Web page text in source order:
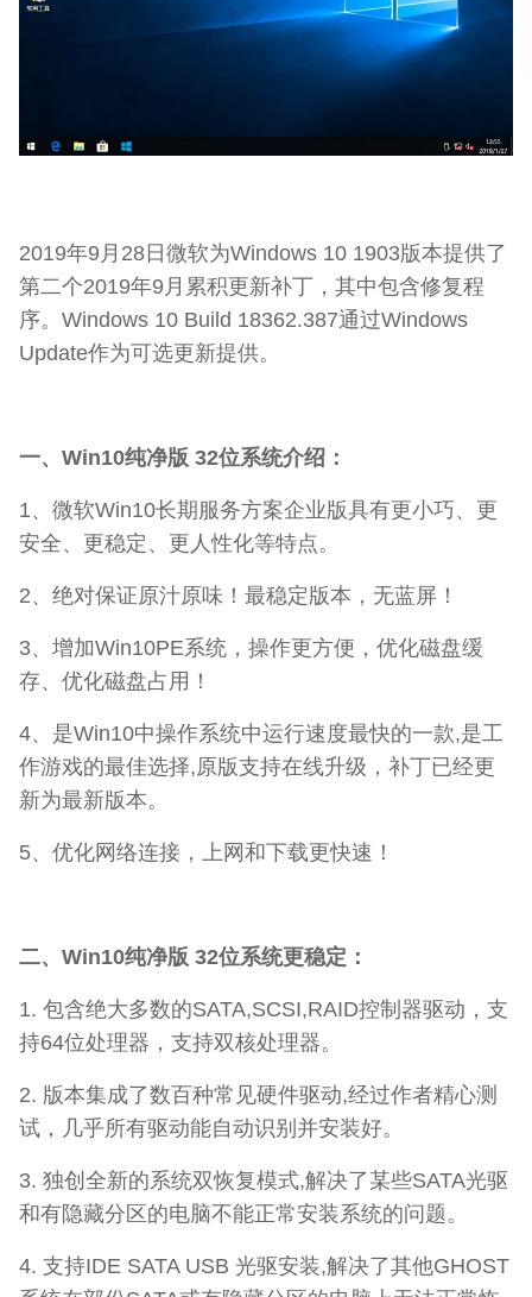
2019年9月28日微软为Windows 10 1903版本提供了
第二个2019年9月累积更新补丁，其中包含修复程
序。Windows 10 Build 18362.387通过Windows
Update作为可选更新提供。
一、Win10纯净版 32位系统介绍：
1、微软Win10长期服务方案企业版具有更小巧、更
安全、更稳定、更人性化等特点。
2、绝对保证原汁原味！最稳定版本，无蓝屏！
3、增加Win10PE系统，操作更方便，优化磁盘缓
存、优化磁盘占用！
4、是Win10中操作系统中运行速度最快的一款,是工
作游戏的最佳选择,原版支持在线升级，补丁已经更
新为最新版本。
5、优化网络连接，上网和下载更快速！
二、Win10纯净版 32位系统更稳定：
1. 包含绝大多数的SATA,SCSI,RAID控制器驱动，支
持64位处理器，支持双核处理器。
2. 版本集成了数百种常见硬件驱动,经过作者精心测
试，几乎所有驱动能自动识别并安装好。
3. 独创全新的系统双恢复模式,解决了某些SATA光驱
和有隐藏分区的电脑不能正常安装系统的问题。
4. 支持IDE SATA USB 光驱安装,解决了其他GHOST